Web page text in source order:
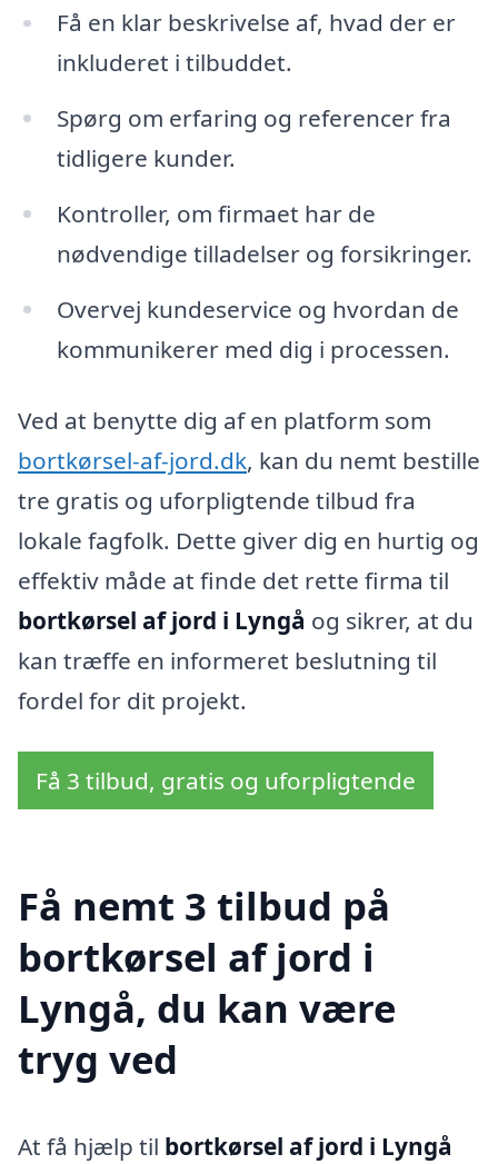
Få en klar beskrivelse af, hvad der er
inkluderet i tilbuddet.
Spørg om erfaring og referencer fra
tidligere kunder.
Kontroller, om firmaet har de
nødvendige tilladelser og forsikringer.
Overvej kundeservice og hvordan de
kommunikerer med dig i processen.
Ved at benytte dig af en platform som
bortkørsel-af-jord.dk, kan du nemt bestille
tre gratis og uforpligtende tilbud fra
lokale fagfolk. Dette giver dig en hurtig og
effektiv måde at finde det rette firma til
bortkørsel af jord i Lyngå og sikrer, at du
kan træffe en informeret beslutning til
fordel for dit projekt.
Få 3 tilbud, gratis og uforpligtende
Få nemt 3 tilbud på
bortkørsel af jord i
Lyngå, du kan være
tryg ved
At få hjælp til bortkørsel af jord i Lyngå